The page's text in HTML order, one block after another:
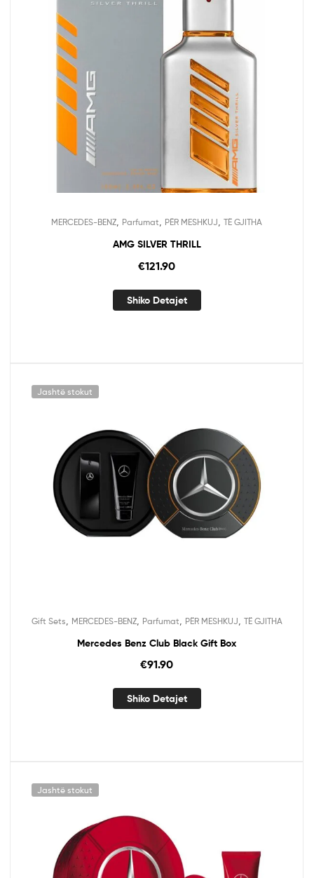
MERCEDES-BENZ Parfumat PËR MESHKUJ TË GJITHA
AMG SILVER THRILL
€121.90
Shiko Detajet
Jashtë stokut
Gift Sets MERCEDES-BENZ, Parfumat PËR MESHKUJ TË GJITHA
Mercedes Benz Club Black Gift Box
€91.90
Shiko Detajet
Jashtë stokut